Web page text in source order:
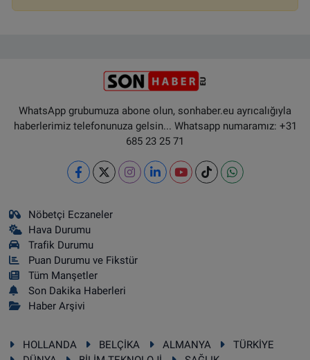
WhatsApp grubumuza abone olun, sonhaber.eu ayrıcalığıyla
haberlerimiz telefonunuza gelsin... Whatsapp numaramız: +31
685 23 25 71
Nöbetçi Eczaneler
Hava Durumu
Trafik Durumu
Puan Durumu ve Fikstür
Tüm Manşetler
Son Dakika Haberleri
Haber Arşivi
HOLLANDA BELÇİKA ALMANYA
TÜRKİYE